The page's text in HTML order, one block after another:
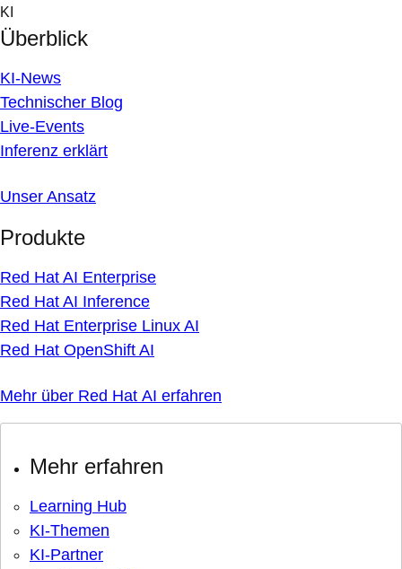
Skip
to
content
KI
Überblick
KI-News
Technischer Blog
Live-Events
Inferenz erklärt
Unser Ansatz
Produkte
Red Hat AI Enterprise
Red Hat AI Inference
Red Hat Enterprise Linux AI
Red Hat OpenShift AI
Mehr über Red Hat AI erfahren
Mehr erfahren
Learning Hub
KI-Themen
KI-Partner